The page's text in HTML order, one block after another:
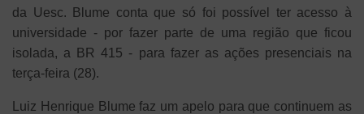
da Uesc. Blume conta que só foi possível ter acesso à
universidade - por fazer parte de uma região que ficou
isolada, a BR 415 - para fazer as ações presenciais na
terça-feira (28).
Luiz Henrique Blume faz um apelo para que continuem as